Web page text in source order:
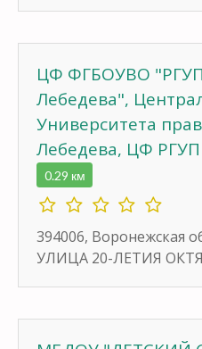
ЦФ ФГБОУВО
Лебедева",
Университета
Лебедева, ЦФ
0.29 км
394006, Воронежская
УЛИЦА 20-ЛЕТИЯ